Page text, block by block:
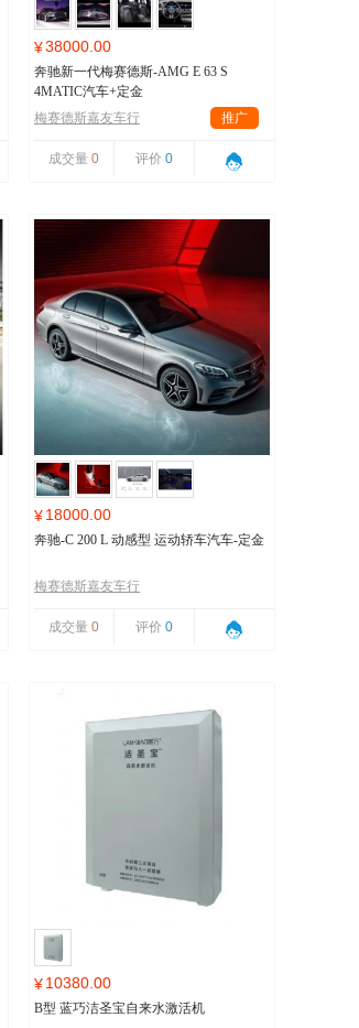
¥38000.00
奔驰新一代梅赛德斯-AMG E 63 S
4MATIC汽车+定金
梅赛德斯嘉友车行
推广
成交量 0 评价 0
¥18000.00
奔驰-C 200 L 动感型 运动轿车汽车-定金
梅赛德斯嘉友车行
成交量 0 评价 0
¥10380.00
B型 蓝巧洁圣宝自来水激活机